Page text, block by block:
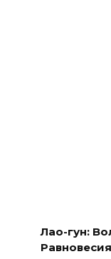
Лао-гун:
Равновесия